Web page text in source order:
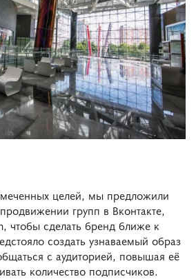
целей, мы предложили
групп в Вконтакте,
чтобы сделать бренд ближе к
создать узнаваемый образ
с аудиторией, повышая её
количество подписчиков.